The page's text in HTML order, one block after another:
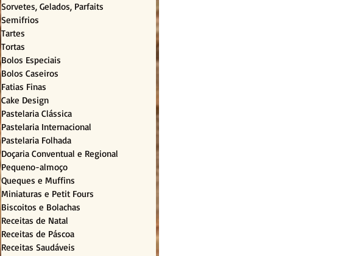
Sorvetes, Gelados, Parfaits
Semifrios
Tartes
Tortas
Bolos Especiais
Bolos Caseiros
Fatias Finas
Cake Design
Pastelaria Clássica
Pastelaria Internacional
Pastelaria Folhada
Doçaria Conventual e Regional
Pequeno-almoço
Queques e Muffins
Miniaturas e Petit Fours
Biscoitos e Bolachas
Receitas de Natal
Receitas de Páscoa
Receitas Saudáveis